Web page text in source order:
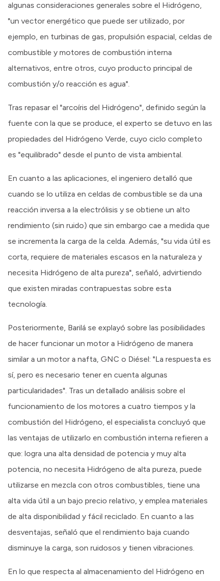
algunas consideraciones generales sobre el Hidrógeno,
"un vector energético que puede ser utilizado, por
ejemplo, en turbinas de gas, propulsión espacial, celdas de
combustible y motores de combustión interna
alternativos, entre otros, cuyo producto principal de
combustión y/o reacción es agua".
Tras repasar el "arcoíris del Hidrógeno", definido según la
fuente con la que se produce, el experto se detuvo en las
propiedades del Hidrógeno Verde, cuyo ciclo completo
es "equilibrado" desde el punto de vista ambiental.
En cuanto a las aplicaciones, el ingeniero detalló que
cuando se lo utiliza en celdas de combustible se da una
reacción inversa a la electrólisis y se obtiene un alto
rendimiento (sin ruido) que sin embargo cae a medida que
se incrementa la carga de la celda. Además, "su vida útil es
corta, requiere de materiales escasos en la naturaleza y
necesita Hidrógeno de alta pureza", señaló, advirtiendo
que existen miradas contrapuestas sobre esta
tecnología.
Posteriormente, Barilá se explayó sobre las posibilidades
de hacer funcionar un motor a Hidrógeno de manera
similar a un motor a nafta, GNC o Diésel: "La respuesta es
sí, pero es necesario tener en cuenta algunas
particularidades". Tras un detallado análisis sobre el
funcionamiento de los motores a cuatro tiempos y la
combustión del Hidrógeno, el especialista concluyó que
las ventajas de utilizarlo en combustión interna refieren a
que: logra una alta densidad de potencia y muy alta
potencia, no necesita Hidrógeno de alta pureza, puede
utilizarse en mezcla con otros combustibles, tiene una
alta vida útil a un bajo precio relativo, y emplea materiales
de alta disponibilidad y fácil reciclado. En cuanto a las
desventajas, señaló que el rendimiento baja cuando
disminuye la carga, son ruidosos y tienen vibraciones.
En lo que respecta al almacenamiento del Hidrógeno en